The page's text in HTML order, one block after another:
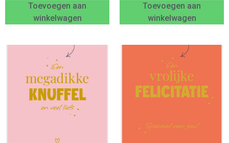
Toevoegen aan
winkelwagen
Toevoegen aan
winkelwagen